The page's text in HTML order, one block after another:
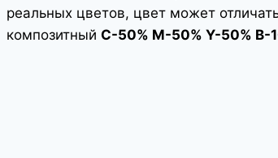
реальных цветов, цвет может
композитный С-50% М-50% Y-50% В-